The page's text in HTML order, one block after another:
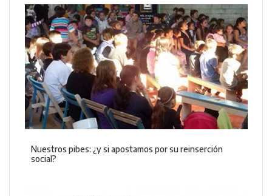
Nuestros pibes: ¿y si apostamos por su reinserción
social?